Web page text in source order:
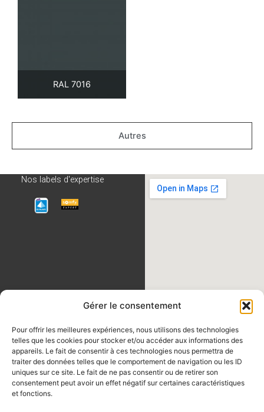
Gérer le consentement
Pour offrir les meilleures expériences, nous utilisons des technologies
telles que les cookies pour stocker et/ou accéder aux informations des
appareils. Le fait de consentir à ces technologies nous permettra de
traiter des données telles que le comportement de navigation ou les ID
uniques sur ce site. Le fait de ne pas consentir ou de retirer son
consentement peut avoir un effet négatif sur certaines caractéristiques
et fonctions.
Autres
RAL 7016
Nos labels d'expertise